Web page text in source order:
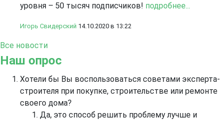
уровня – 50 тысяч подписчиков! подробнее...
Игорь Свидерский 14.10.2020 в 13:22
Все новости
Наш опрос
Хотели бы Вы воспользоваться советами эксперта-
строителя при покупке, строительстве или ремонте
своего дома?
Да, это способ решить проблему лучше и